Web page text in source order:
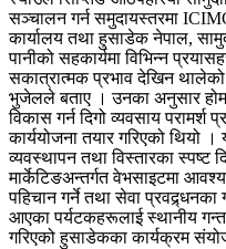
सञ्चालन गर्न समुदायस्तरमा
कार्यालय तथा हुसाडेक नेपाल,
पानीको सहकार्यमा विभिन्न
सकात्रात्मक प्रभाव देखिन
भुजेलले बताए । उनका अनुसार
विकास गर्न दिगो व्यवसाय परामर्श
कार्ययोजना तयार गरिएको थियो
व्यवस्थापन तथा विस्तारका स्पष्ट
मार्केटिङअन्तर्गत वेभसाइटमा
पहिचान गर्ने तथा सेवा
आएका पर्यटकहरूलाई स्थानीय
गरिएको हुसाडेकका कार्यक्रम